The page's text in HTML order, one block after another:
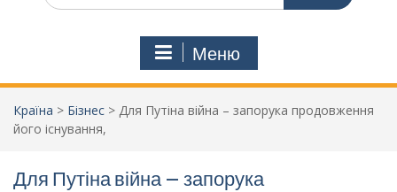
Меню
Країна > Бізнес > Для Путіна війна – запорука продовження
його існування,
Для Путіна війна – запорука